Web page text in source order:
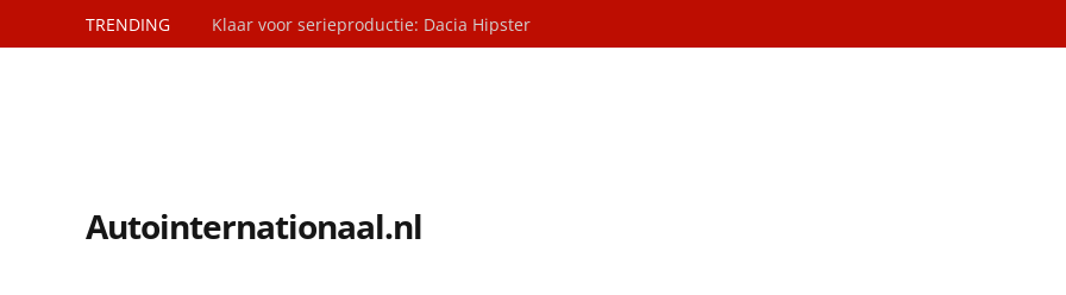
TRENDING Klaar voor serieproductie: Dacia Hipster
Autointernationaal.nl